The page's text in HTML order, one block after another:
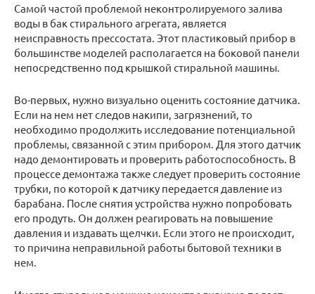
Самой частой проблемой неконтролируемого залива
воды в бак стирального агрегата, является
неисправность прессостата. Этот пластиковый прибор в
большинстве моделей располагается на боковой панели
непосредственно под крышкой стиральной машины.
Во-первых, нужно визуально оценить состояние датчика.
Если на нем нет следов накипи, загрязнений, то
необходимо продолжить исследование потенциальной
проблемы, связанной с этим прибором. Для этого датчик
надо демонтировать и проверить работоспособность. В
процессе демонтажа также следует проверить состояние
трубки, по которой к датчику передается давление из
барабана. После снятия устройства нужно попробовать
его продуть. Он должен реагировать на повышение
давления и издавать щелчки. Если этого не происходит,
то причина неправильной работы бытовой техники в
нем.